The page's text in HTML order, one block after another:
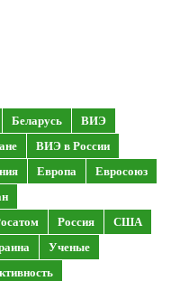
Беларусь
ВИЭ
ВИЭ в России
Европа
Евросоюз
Россия
США
Ученые